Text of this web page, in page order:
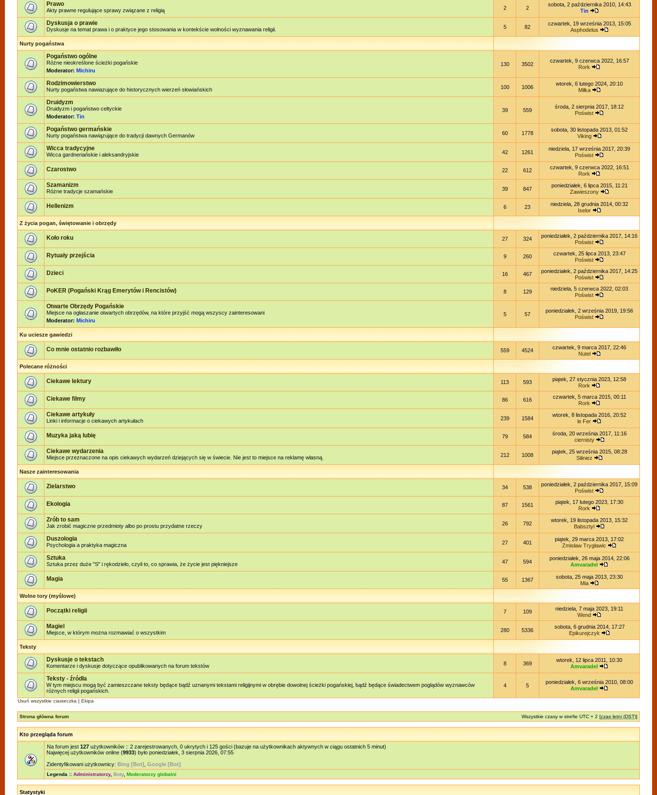
Prawo
Akty prawne regulujące sprawy związane z religią 2 2
sobota, 2 października 2010, 14:43
Tin
Dyskusja o prawie
Dyskusje na temat prawa i o praktyce jego stosowania w kontekście wolności wyznawania religii. 5 82
czwartek, 19 września 2013, 15:05
Asphodelus
Nurty pogaństwa
Pogaństwo ogólne
Różne nieokreślone ścieżki pogańskie
Moderator: Michiru
130 3502
czwartek, 9 czerwca 2022, 16:57
Rork
Rodzimowierstwo
Nurty pogaństwa nawiazujące do historycznych wierzeń słowiańskich 100 1006
wtorek, 6 lutego 2024, 20:10
Miłka
Druidyzm
Druidyzm i pogaństwo celtyckie
Moderator: Tin
39 559
środa, 2 sierpnia 2017, 18:12
Poświst
Pogaństwo germańskie
Nurty pogaństwa nawiązujące do tradycji dawnych Germanów 60 1778
sobota, 30 listopada 2013, 01:52
Viking
Wicca tradycyjne
Wicca gardneriańskie i aleksandryjskie 42 1261
niedziela, 17 września 2017, 20:39
Poświst
Czarostwo 22 612
czwartek, 9 czerwca 2022, 16:51
Rork
Szamanizm
Różne tradycje szamańskie 39 847
poniedziałek, 6 lipca 2015, 11:21
Zawieszony
Hellenizm 6 23
niedziela, 28 grudnia 2014, 00:32
Iselor
Z życia pogan, świętowanie i obrzędy
Koło roku 27 324
poniedziałek, 2 października 2017, 14:16
Poświst
Rytuały przejścia 9 260
czwartek, 25 lipca 2013, 23:47
Poświst
Dzieci 16 467
poniedziałek, 2 października 2017, 14:25
Poświst
PoKER (Pogański Krąg Emerytów i Rencistów) 8 129
niedziela, 5 czerwca 2022, 02:03
Poświst
Otwarte Obrzędy Pogańskie
Miejsce na ogłaszanie otwartych obrzędów, na które przyjść mogą wszyscy zainteresowani
Moderator: Michiru
5 57
poniedziałek, 2 września 2019, 19:56
Poświst
Ku uciesze gawiedzi
Co mnie ostatnio rozbawiło 559 4524
czwartek, 9 marca 2017, 22:46
Nutel
Polecane różności
Ciekawe lektury 113 593
piątek, 27 stycznia 2023, 12:58
Rork
Ciekawe filmy 86 616
czwartek, 5 marca 2015, 00:11
Rork
Ciekawe artykuły
Linki i informacje o ciekawych artykułach 239 1584
wtorek, 8 listopada 2016, 20:52
le Fer
Muzyka jaką lubię 79 584
środa, 20 września 2017, 11:16
ciernisty
Ciekawe wydarzenia
Miejsce przeznaczone na opis ciekawych wydarzeń dziejących się w świecie. Nie jest to miejsce na reklamę własną. 212 1008
piątek, 25 września 2015, 08:28
Siliniez
Nasze zainteresowania
Zielarstwo 34 538
poniedziałek, 2 października 2017, 15:09
Poświst
Ekologia 87 1561
piątek, 17 lutego 2023, 17:30
Rork
Zrób to sam
Jak zrobić magiczne przedmioty albo po prostu przydatne rzeczy 26 792
wtorek, 19 listopada 2013, 15:32
Babsztyl
Duszologia
Psychologia a praktyka magiczna 27 401
piątek, 29 marca 2013, 17:02
Żmisław Trygławic
Sztuka
Sztuka przez duże "S" i rękodzieło, czyli to, co sprawia, że życie jest piękniejsze 47 594
poniedziałek, 26 maja 2014, 22:06
Amvaradel
Magia 55 1367
sobota, 25 maja 2013, 23:30
Mia
Wolne tory (myślowe)
Początki religii 7 109
niedziela, 7 maja 2023, 19:11
Wend
Magiel
Miejsce, w którym można rozmawiać o wszystkim 280 5336
sobota, 6 grudnia 2014, 17:27
Epikurejczyk
Teksty
Dyskusje o tekstach
Komentarze i dyskusje dotyczące opublikowanych na forum tekstów 8 369
wtorek, 12 lipca 2011, 10:30
Amvaradel
Teksty - źródła
W tym miejscu mogą być zamieszczane teksty będące bądź uznanymi tekstami religijnymi w obrębie dowolnej ścieżki pogańskiej, bądź będące świadectwem poglądów wyznawców
różnych religii pogańskich.
4 5
poniedziałek, 6 września 2010, 08:00
Amvaradel
Usuń wszystkie ciasteczka | Ekipa
Strona główna forum Wszystkie czasy w strefie UTC + 2 [czas letni (DST)]
Kto przegląda forum
Na forum jest 127 użytkowników :: 2 zarejestrowanych, 0 ukrytych i 125 gości (bazuje na użytkownikach aktywnych w ciągu ostatnich 5 minut)
Najwięcej użytkowników online (9933) było poniedziałek, 3 sierpnia 2026, 07:55
Zidentyfikowani użytkownicy: Bing [Bot] Google [Bot]
Legenda :: Administratorzy, Boty, Moderatorzy globalni
Statystyki